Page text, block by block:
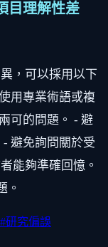
目理解性差
，可以採用以下
用專業術語或複
可的問題。 - 避
避免詢問關於受
能夠準確回憶。
。
#研究偏誤